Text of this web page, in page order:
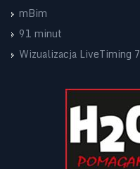
mBim
91 minut
Wizualizacja LiveTiming 7